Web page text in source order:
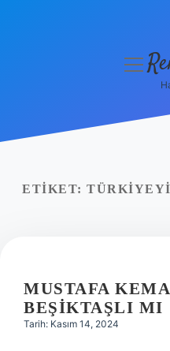
Yasal Uyarı
ETIKET:
MUSTAFA
BEŞIKTAŞLI MI
Tarih: Kasım 14, 2024